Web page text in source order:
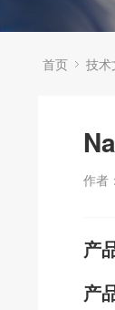
首页 技术
作者
产
产